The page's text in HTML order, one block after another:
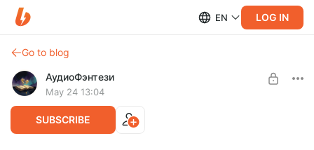
EN LOG IN
Go to blog
АудиоФэнтези
May 24 13:04
SUBSCRIBE